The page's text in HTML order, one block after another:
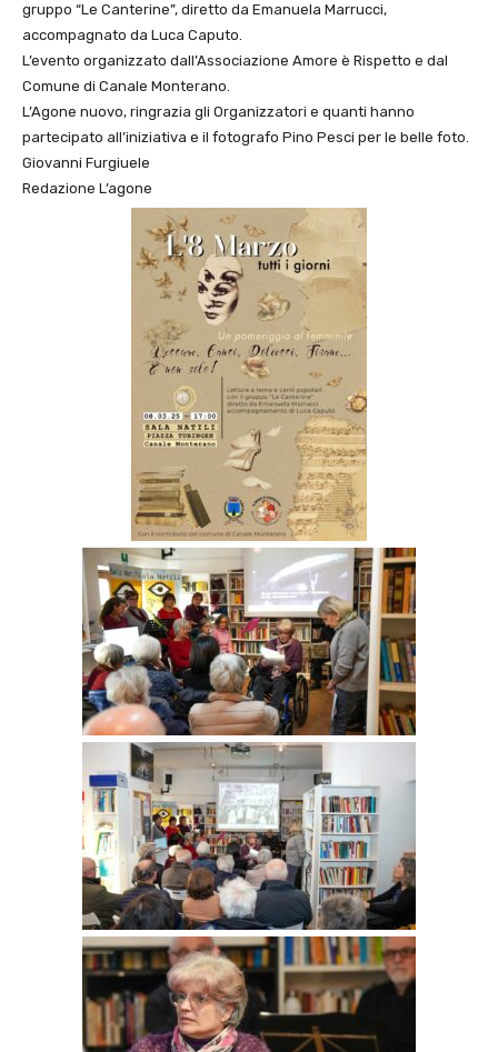
gruppo “Le Canterine”, diretto da Emanuela Marrucci,
accompagnato da Luca Caputo.
L’evento organizzato dall’Associazione Amore è Rispetto e dal
Comune di Canale Monterano.
L’Agone nuovo, ringrazia gli Organizzatori e quanti hanno
partecipato all’iniziativa e il fotografo Pino Pesci per le belle foto.
Giovanni Furgiuele
Redazione L’agone